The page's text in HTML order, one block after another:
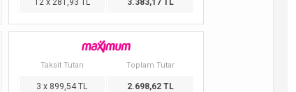
12 x 281,93 TL 3.383,17 TL
Taksit Tutarı Toplam Tutar
3 x 899,54 TL 2.698,62 TL